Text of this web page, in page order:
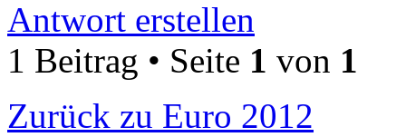
Antwort erstellen
1 Beitrag • Seite 1 von 1
Zurück zu Euro 2012